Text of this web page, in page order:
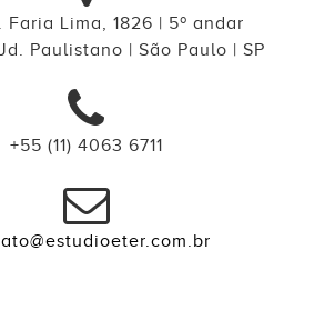
Faria Lima, 1826 | 5º andar
Paulistano | São Paulo | SP
+55 (11) 4063 6711